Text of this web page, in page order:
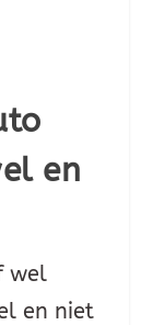
en
wel
en niet